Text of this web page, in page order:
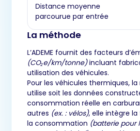
Distance moyenne
parcourue par entrée
La méthode
L’ADEME fournit des facteurs
(CO₂e/km/tonne)incluant
utilisation des véhicules.
Pour les véhicules thermiques,
utilise soit les données
consommation réelle en
autres (ex. : vélos), elle intègre
la consommation (batterie pour